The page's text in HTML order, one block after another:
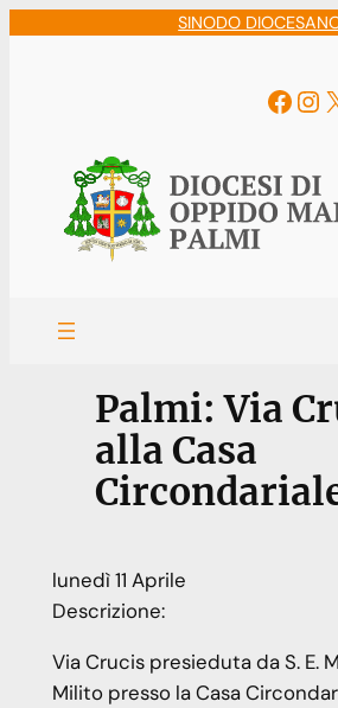
SINODO
X
Palmi: Via
alla Casa
lunedì11 Aprile
Descrizione:
Via Crucis presieduta da S. E.
Milito presso la Casa